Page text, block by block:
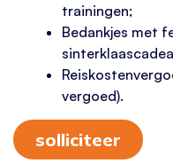
trainingen;
Bedankjes met
vergoed).
solliciteer